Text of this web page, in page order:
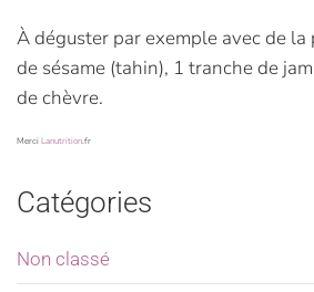
À déguster par exemple avec de la
de sésame (tahin), 1 tranche de
de chèvre.
MerciLanutrition.fr
Catégories
Non classé